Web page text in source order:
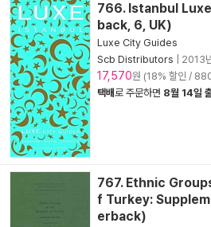
766. Istanbul
back, 6, UK)
Luxe City Guides
Scb Distributors
2013
17,570원 (18% 할인 /
택배로 주문하면 8월 14일
767. Ethnic
f Turkey:
erback)